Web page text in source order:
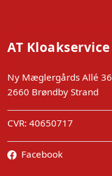
AT Kloakservice
Ny Mæglergårds Allé 36
2660 Brøndby Strand
CVR: 40650717
Facebook